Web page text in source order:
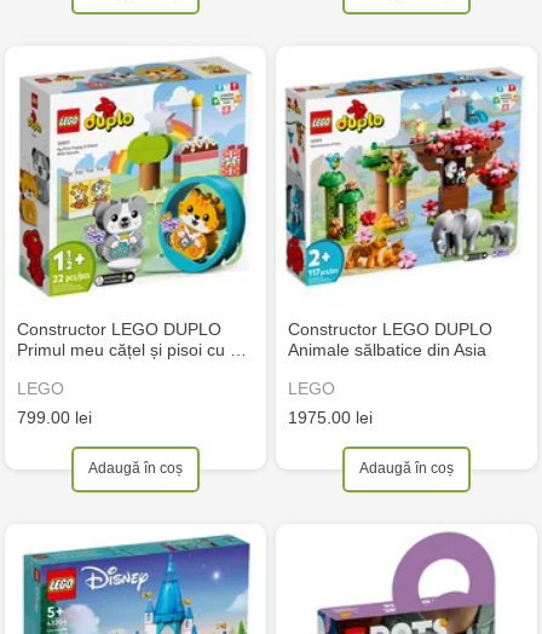
Constructor LEGO DUPLO
Primul meu cățel și pisoi cu …
LEGO
799.00 lei
Adaugă în coș
Constructor LEGO DUPLO
Animale sălbatice din Asia
LEGO
1975.00 lei
Adaugă în coș